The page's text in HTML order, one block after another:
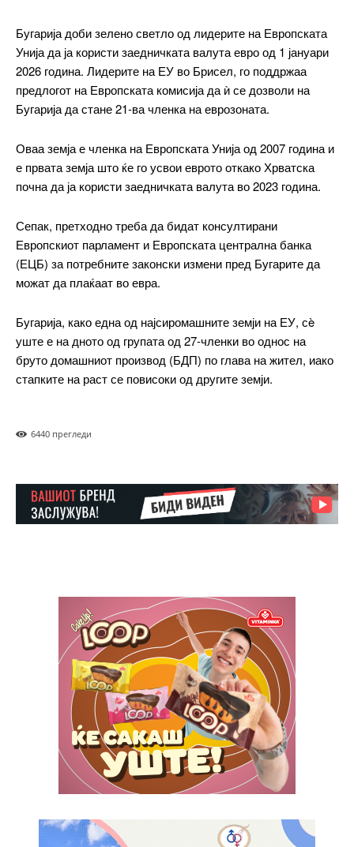
━ pricing plans
Free
Included for free:
Nullam eu erat condimentum
Donec quis est ac felis
Orci varius natoque dolor
100 / year placeholder text
ИЗБЕРЕТЕ ПЛАН
Бугарија доби зелено светло од лидерите на Европската
Унија да ја користи заедничката валута евро од 1 јануари
2026 година. Лидерите на ЕУ во Брисел, го поддржаа
предлогот на Европската комисија да ѝ се дозволи на
Бугарија да стане 21-ва членка на еврозоната.
Оваа земја е членка на Европската Унија од 2007 година и
е првата земја што ќе го усвои еврото откако Хрватска
почна да ја користи заедничката валута во 2023 година.
Сепак, претходно треба да бидат консултирани
Европскиот парламент и Европската централна банка
(ЕЦБ) за потребните законски измени пред Бугарите да
можат да плаќаат во евра.
Бугарија, како една од најсиромашните земји на ЕУ, сè
уште е на дното од групата од 27-членки во однос на
бруто домашниот производ (БДП) по глава на жител, иако
стапките на раст се повисоки од другите земји.
6440 прегледи